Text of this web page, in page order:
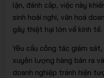
trữ
lận, đánh cắp, việc này
sinh hoài nghi, văn hoá
gây thiệt hại lớn về kinh tế.
Yêu cầu công tác giám
xuyên lượng hàng bán ra
doanh nghiệp tránh hiện